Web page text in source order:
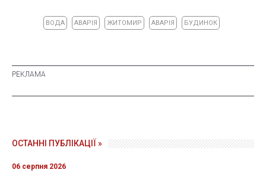
ВОДА АВАРІЯ ЖИТОМИР АВАРІЯ БУДИНОК
ОСТАННІ ПУБЛІКАЦІЇ »
06 серпня 2026